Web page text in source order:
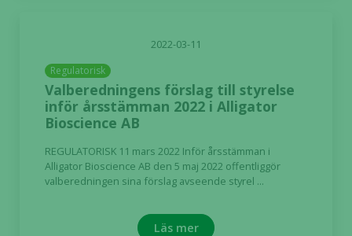
2022-03-11
Regulatorisk
Valberedningens förslag till styrelse
inför årsstämman 2022 i Alligator
Bioscience AB
REGULATORISK 11 mars 2022 Inför årsstämman i
Alligator Bioscience AB den 5 maj 2022 offentliggör
valberedningen sina förslag avseende styrel ...
Läs mer